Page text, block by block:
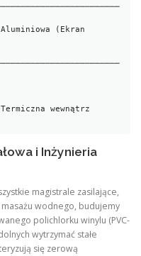
i Inżynieria
magistrale zasilające,
wodnego, budujemy
polichlorku winylu (PVC-
wytrzymać stałe
się zerową